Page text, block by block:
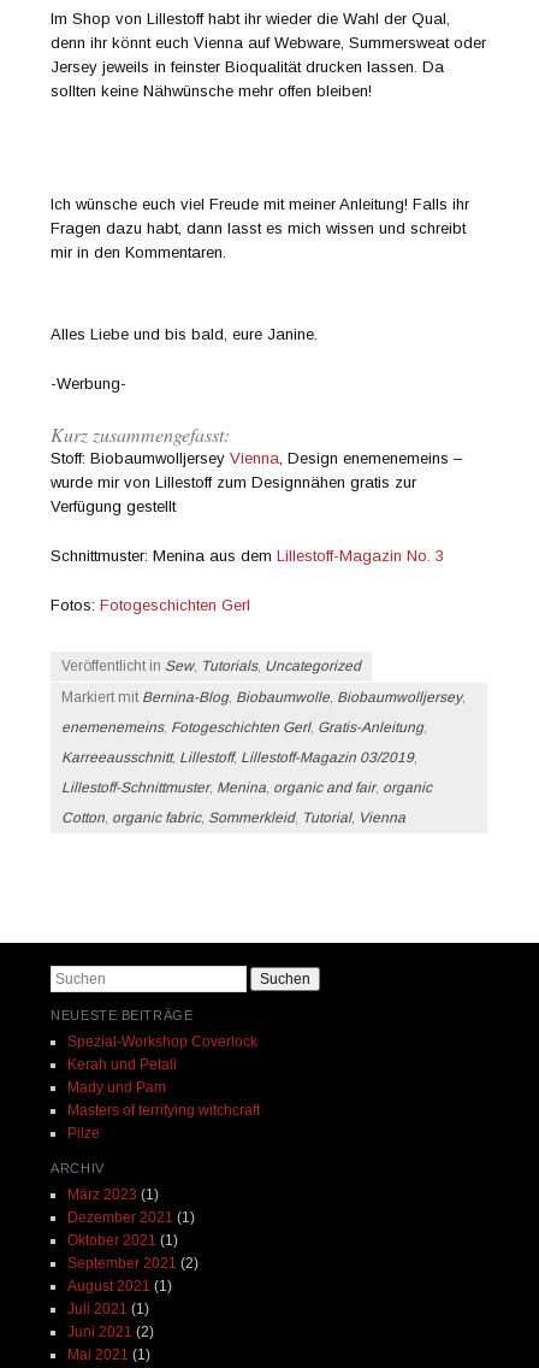
Im Shop von Lillestoff habt ihr wieder die Wahl der Qual,
denn ihr könnt euch Vienna auf Webware, Summersweat oder
Jersey jeweils in feinster Bioqualität drucken lassen. Da
sollten keine Nähwünsche mehr offen bleiben!
Ich wünsche euch viel Freude mit meiner Anleitung! Falls ihr
Fragen dazu habt, dann lasst es mich wissen und schreibt
mir in den Kommentaren.
Alles Liebe und bis bald, eure Janine.
-Werbung-
Kurz zusammengefasst:
Stoff: BiobaumwolljerseyVienna , Design enemenemeins –
wurde mir von Lillestoff zum Designnähen gratis zur
Verfügung gestellt
Schnittmuster: Menina aus demLillestoff-Magazin No. 3
Fotos:Fotogeschichten Gerl
Veröffentlicht in Sew, Tutorials, Uncategorized
Markiert mit Bernina-Blog, Biobaumwolle, Biobaumwolljersey,
enemenemeins, Fotogeschichten Gerl, Gratis-Anleitung,
Karreeausschnitt, Lillestoff, Lillestoff-Magazin 03/2019,
Lillestoff-Schnittmuster, Menina, organic and fair, organic
Cotton, organic fabric, Sommerkleid, Tutorial, Vienna
Suchen
NEUESTE BEITRÄGE
Spezial-Workshop Coverlock
Kerah und Petali
Mady und Pam
Masters of terrifying witchcraft
Pilze
ARCHIV
März 2023 (1)
Dezember 2021 (1)
Oktober 2021 (1)
September 2021 (2)
August 2021 (1)
Juli 2021 (1)
Juni 2021 (2)
Mai 2021 (1)